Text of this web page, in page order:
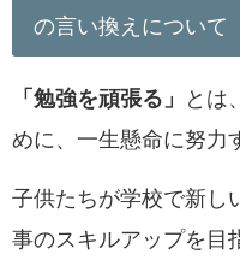
の言い換えについて
「勉強を頑張る」
とは
めに、一生懸命に努力
子供たちが学校で新し
事のスキルアップを目